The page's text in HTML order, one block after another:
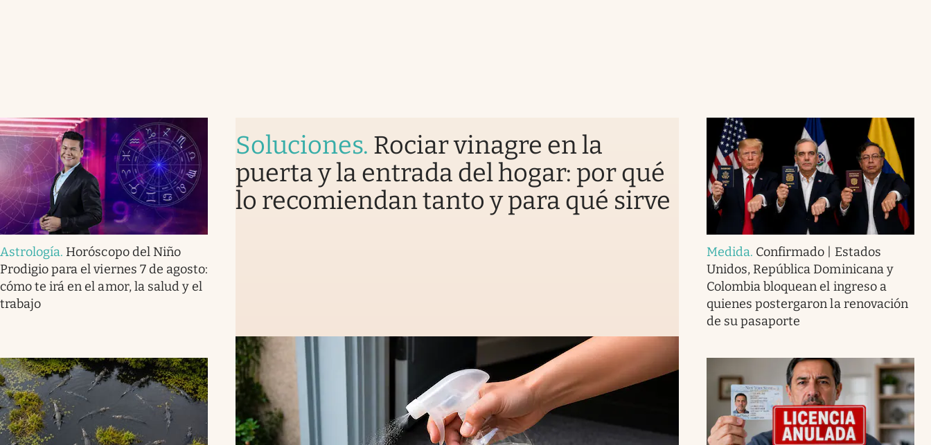
Astrología. Horóscopo del Niño
Prodigio para el viernes 7 de agosto:
cómo te irá en el amor, la salud y el
trabajo
Soluciones. Rociar vinagre en la
puerta y la entrada del hogar: por qué
lo recomiendan tanto y para qué sirve
Medida. Confirmado | Estados
Unidos, República Dominicana y
Colombia bloquean el ingreso a
quienes postergaron la renovación
de su pasaporte